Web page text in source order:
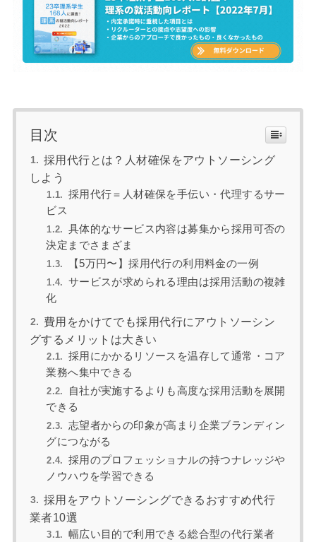
目次
採用代行とは？人材確保をアウトソーシング
しよう
採用代行＝人材確保を手伝い・代理するサー
ビス
具体的なサービス内容は募集から採用可否の
決定までさまざま
【5万円〜】採用代行の利用料金の一例
サービスが求められる理由は採用活動の複雑
化
費用をかけてでも採用代行にアウトソーシン
グするメリットは大きい
採用にかかるリソースを温存して通常・コア
業務へ集中できる
自社が実施するよりも高度な採用活動を展開
できる
志望者からの印象が高まり企業ブランディン
グにつながる
採用のプロフェッショナルの持つナレッジや
ノウハウを学習できる
採用をアウトソーシングできるおすすめ代行
業者10選
幅広い目的で利用できる総合型の代行業者